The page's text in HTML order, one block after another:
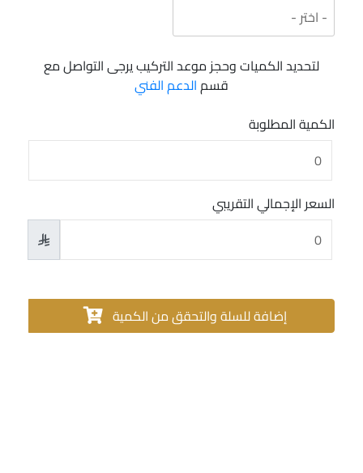
لتحديد الكميات وحجز موعد التركيب يرجى التواصل مع
قسمالدعم الفني
الكمية المطلوبة
السعر الإجمالي التقريبي

إضافة للسلة والتحقق من الكمية